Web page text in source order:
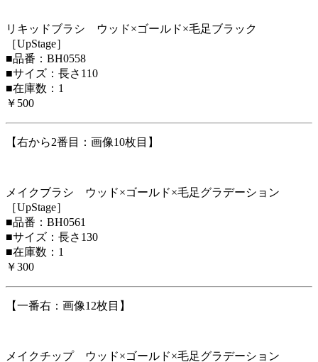
リキッドブラシ ウッド×ゴールド×毛足ブラック
［UpStage］
■品番：BH0558
■サイズ：長さ110
■在庫数：1
￥500
【右から2番目：画像10枚目】
メイクブラシ ウッド×ゴールド×毛足グラデーション
［UpStage］
■品番：BH0561
■サイズ：長さ130
■在庫数：1
￥300
【一番右：画像12枚目】
メイクチップ ウッド×ゴールド×毛足グラデーション